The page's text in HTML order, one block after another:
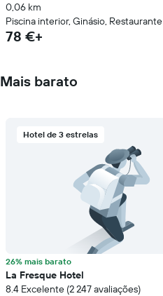
0,06 km
Piscina interior, Ginásio, Restaurante
78 €+
Mais barato
Hotel de 3 estrelas
26% mais barato
La Fresque Hotel
8.4 Excelente (2 247 avaliações)